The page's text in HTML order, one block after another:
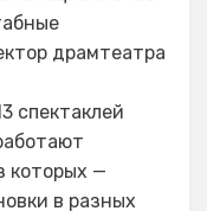
драмтеатра
спектаклей
которых —
в разных